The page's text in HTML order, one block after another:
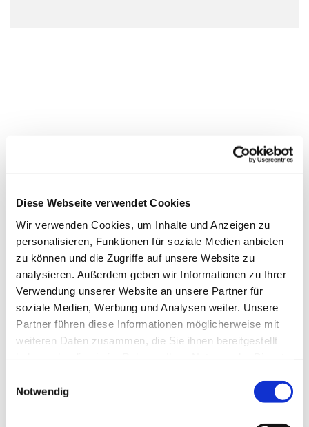
Diese Webseite verwendet Cookies
Wir verwenden Cookies, um Inhalte und Anzeigen zu
personalisieren, Funktionen für soziale Medien anbieten
zu können und die Zugriffe auf unsere Website zu
analysieren. Außerdem geben wir Informationen zu Ihrer
Verwendung unserer Website an unsere Partner für
soziale Medien, Werbung und Analysen weiter. Unsere
Partner führen diese Informationen möglicherweise mit
weiteren Daten zusammen, die Sie ihnen bereitgestellt
Notwendig
Dies könnte Sie auch
interessieren